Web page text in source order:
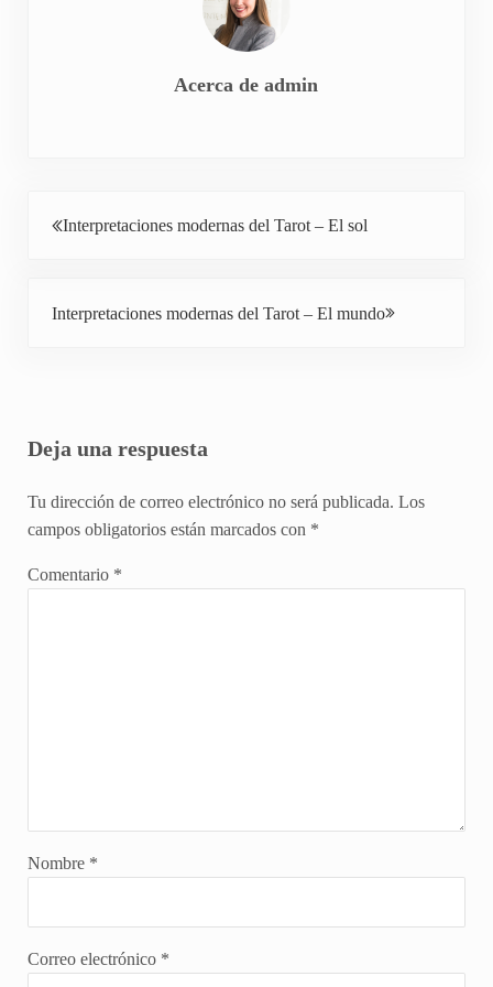
Acerca deadmin
Interpretaciones modernas del Tarot – El sol
Interpretaciones modernas del Tarot – El mundo
Deja una respuesta
Tu dirección de correo electrónico no será publicada. Los
campos obligatorios están marcados con *
Comentario *
Nombre *
Correo electrónico *